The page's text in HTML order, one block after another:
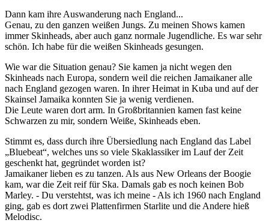
Dann kam ihre Auswanderung nach England...
Genau, zu den ganzen weißen Jungs. Zu meinen Shows kamen
immer Skinheads, aber auch ganz normale Jugendliche. Es war sehr
schön. Ich habe für die weißen Skinheads gesungen.
Wie war die Situation genau? Sie kamen ja nicht wegen den
Skinheads nach Europa, sondern weil die reichen Jamaikaner alle
nach England gezogen waren. In ihrer Heimat in Kuba und auf der
Skainsel Jamaika konnten Sie ja wenig verdienen.
Die Leute waren dort arm. In Großbritannien kamen fast keine
Schwarzen zu mir, sondern Weiße, Skinheads eben.
Stimmt es, dass durch ihre Übersiedlung nach England das Label
„Bluebeat“, welches uns so viele Skaklassiker im Lauf der Zeit
geschenkt hat, gegründet worden ist?
Jamaikaner lieben es zu tanzen. Als aus New Orleans der Boogie
kam, war die Zeit reif für Ska. Damals gab es noch keinen Bob
Marley. - Du verstehtst, was ich meine - Als ich 1960 nach England
ging, gab es dort zwei Plattenfirmen Starlite und die Andere hieß
Melodisc.